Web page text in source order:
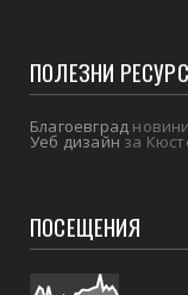
ПОЛЕЗНИ
Благоевград новини
Уеб дизайн за
ПОСЕЩЕНИЯ